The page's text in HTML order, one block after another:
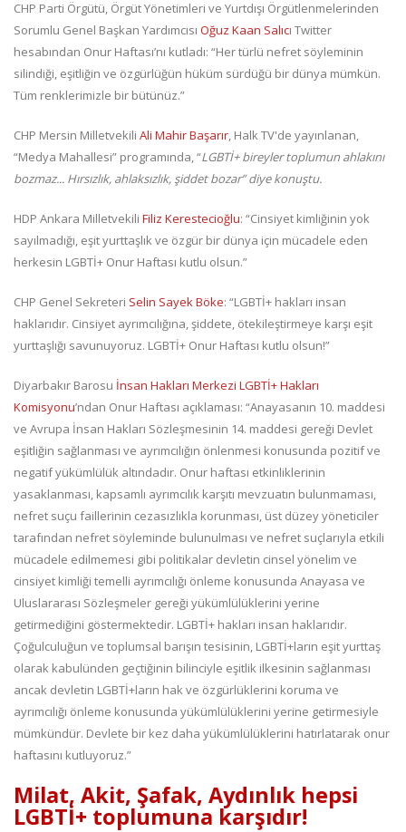
CHP Parti Örgütü, Örgüt Yönetimleri ve Yurtdışı Örgütlenmelerinden
Sorumlu Genel Başkan Yardımcısı Oğuz Kaan Salıcı Twitter
hesabından Onur Haftası’nı kutladı: “Her türlü nefret söyleminin
silindiği, eşitliğin ve özgürlüğün hüküm sürdüğü bir dünya mümkün.
Tüm renklerimizle bir bütünüz.”
CHP Mersin Milletvekili Ali Mahir Başarır, Halk TV'de yayınlanan,
“Medya Mahallesi” programında, “LGBTİ+ bireyler toplumun ahlakını
bozmaz... Hırsızlık, ahlaksızlık, şiddet bozar” diye konuştu.
HDP Ankara Milletvekili Filiz Kerestecioğlu: “Cinsiyet kimliğinin yok
sayılmadığı, eşit yurttaşlık ve özgür bir dünya için mücadele eden
herkesin LGBTİ+ Onur Haftası kutlu olsun.”
CHP Genel Sekreteri Selin Sayek Böke: “LGBTİ+ hakları insan
haklarıdır. Cinsiyet ayrımcılığına, şiddete, ötekileştirmeye karşı eşit
yurttaşlığı savunuyoruz. LGBTİ+ Onur Haftası kutlu olsun!”
Diyarbakır Barosu İnsan Hakları Merkezi LGBTİ+ Hakları
Komisyonu’ndan Onur Haftası açıklaması: “Anayasanın 10. maddesi
ve Avrupa İnsan Hakları Sözleşmesinin 14. maddesi gereği Devlet
eşitliğin sağlanması ve ayrımcılığın önlenmesi konusunda pozitif ve
negatif yükümlülük altındadır. Onur haftası etkinliklerinin
yasaklanması, kapsamlı ayrımcılık karşıtı mevzuatın bulunmaması,
nefret suçu faillerinin cezasızlıkla korunması, üst düzey yöneticiler
tarafından nefret söyleminde bulunulması ve nefret suçlarıyla etkili
mücadele edilmemesi gibi politikalar devletin cinsel yönelim ve
cinsiyet kimliği temelli ayrımcılığı önleme konusunda Anayasa ve
Uluslararası Sözleşmeler gereği yükümlülüklerini yerine
getirmediğini göstermektedir. LGBTİ+ hakları insan haklarıdır.
Çoğulculuğun ve toplumsal barışın tesisinin, LGBTİ+ların eşit yurttaş
olarak kabulünden geçtiğinin bilinciyle eşitlik ilkesinin sağlanması
ancak devletin LGBTİ+ların hak ve özgürlüklerini koruma ve
ayrımcılığı önleme konusunda yükümlülüklerini yerine getirmesiyle
mümkündür. Devlete bir kez daha yükümlülüklerini hatırlatarak onur
haftasını kutluyoruz.”
Milat, Akit, Şafak, Aydınlık hepsi
LGBTİ+ toplumuna karşıdır!